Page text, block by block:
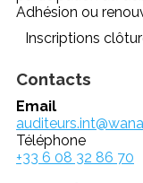
Adhésion ou
Inscriptions
Contacts
Email
Téléphone
+33 6 08 32 86 70